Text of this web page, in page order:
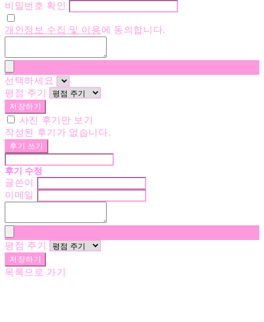
비밀번호 확인
개인정보 수집 및 이용에 동의합니다.
선택하세요
평점 주기
저장하기
사진 후기만 보기
작성된 후기가 없습니다.
후기 쓰기
후기 수정
글쓴이
이메일
평점 주기
저장하기
목록으로 가기